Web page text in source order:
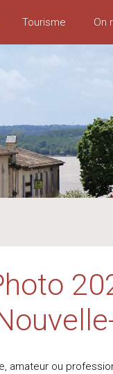
Tourisme On
amateur ou